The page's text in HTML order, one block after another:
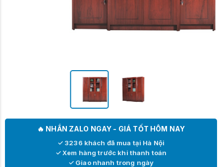
🔥 NHẮN ZALO NGAY - GIÁ TỐT HÔM NAY
✓ 3236 khách đã mua tại Hà Nội
✓ Xem hàng trước khi thanh toán
✓ Giao nhanh trong ngày